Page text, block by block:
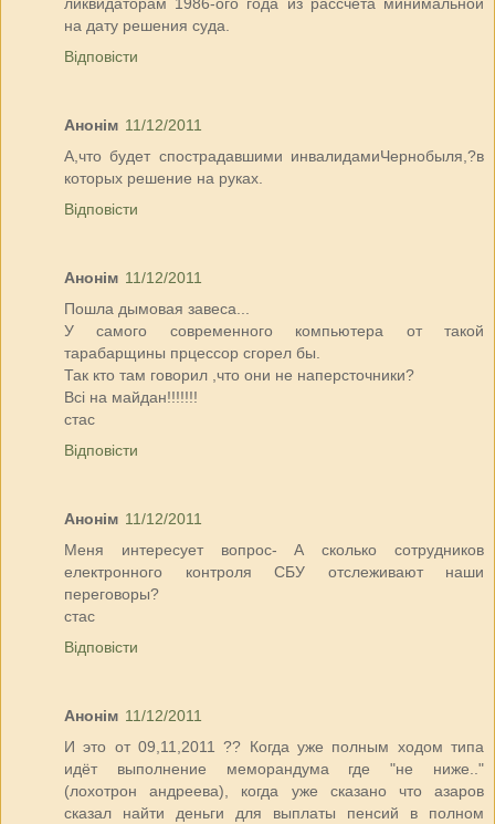
ликвидаторам 1986-ого года из рассчёта минимальной
на дату решения суда.
Відповісти
Анонім 11/12/2011
А,что будет спострадавшими инвалидамиЧернобыля,?в
которых решение на руках.
Відповісти
Анонім 11/12/2011
Пошла дымовая завеса...
У самого современного компьютера от такой
тарабарщины прцессор сгорел бы.
Так кто там говорил ,что они не наперсточники?
Всі на майдан!!!!!!!
стас
Відповісти
Анонім 11/12/2011
Меня интересует вопрос- А сколько сотрудников
електронного контроля СБУ отслеживают наши
переговоры?
стас
Відповісти
Анонім 11/12/2011
И это от 09,11,2011 ?? Когда уже полным ходом типа
идёт выполнение меморандума где "не ниже.."
(лохотрон андреева), когда уже сказано что азаров
сказал найти деньги для выплаты пенсий в полном